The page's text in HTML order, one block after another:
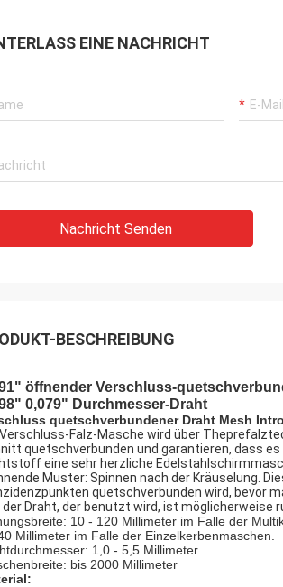
EINE NACHRICHT
Nachricht Senden
BESCHREIBUNG
öffnender Verschluss-
0,079" Durchmesser-Draht
quetschverbundener Draht Mesh
Falz-Masche wird über
quetschverbunden und garantieren, dass
eine sehr herzliche
Muster: Spinnen nach der Kräuselung.
quetschverbunden wird, bevor
der Draht, der benutzt wird, ist möglicherweise
10 - 120 Millimeter im Falle der
Millimeter im Falle der Einzelkerbenmaschen.
1,0 - 5,5 Millimeter
bis 2000 Millimeter